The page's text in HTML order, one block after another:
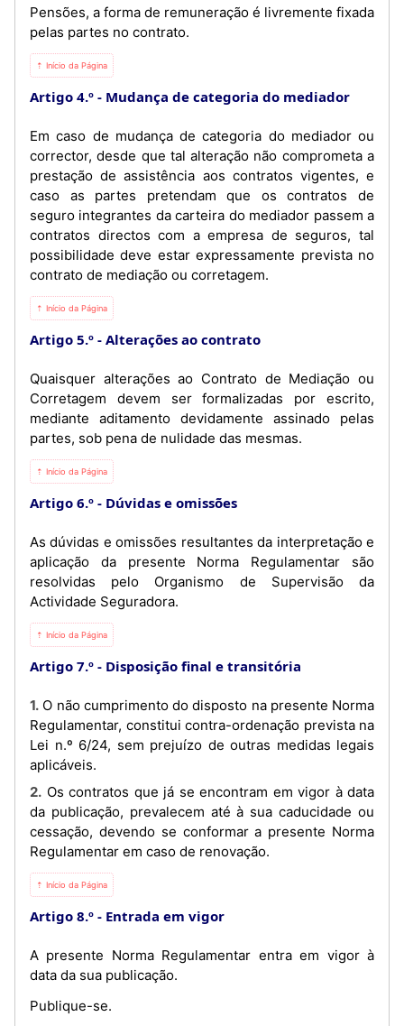
Pensões, a forma de remuneração é livremente fixada
pelas partes no contrato.
⇡ Início da Página
Artigo 4.º Mudança de categoria do mediador
Em caso de mudança de categoria do mediador ou
corrector, desde que tal alteração não comprometa a
prestação de assistência aos contratos vigentes, e
caso as partes pretendam que os contratos de
seguro integrantes da carteira do mediador passem a
contratos directos com a empresa de seguros, tal
possibilidade deve estar expressamente prevista no
contrato de mediação ou corretagem.
⇡ Início da Página
Artigo 5.º Alterações ao contrato
Quaisquer alterações ao Contrato de Mediação ou
Corretagem devem ser formalizadas por escrito,
mediante aditamento devidamente assinado pelas
partes, sob pena de nulidade das mesmas.
⇡ Início da Página
Artigo 6.º Dúvidas e omissões
As dúvidas e omissões resultantes da interpretação e
aplicação da presente Norma Regulamentar são
resolvidas pelo Organismo de Supervisão da
Actividade Seguradora.
⇡ Início da Página
Artigo 7.º Disposição final e transitória
1. O não cumprimento do disposto na presente Norma
Regulamentar, constitui contra-ordenação prevista na
Lei n.º 6/24, sem prejuízo de outras medidas legais
aplicáveis.
2. Os contratos que já se encontram em vigor à data
da publicação, prevalecem até à sua caducidade ou
cessação, devendo se conformar a presente Norma
Regulamentar em caso de renovação.
⇡ Início da Página
Artigo 8.º Entrada em vigor
A presente Norma Regulamentar entra em vigor à
data da sua publicação.
Publique-se.